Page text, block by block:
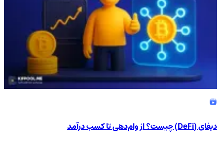
دیفای (DeFi) چیست؟ از وام‌دهی تا کسب درآمد